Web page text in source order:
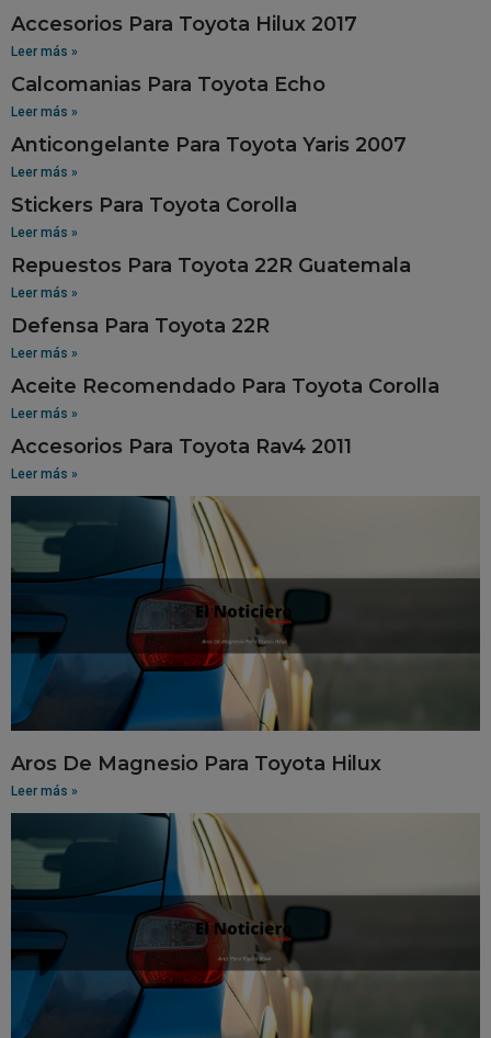
Accesorios Para Toyota Hilux 2017
Leer más »
Calcomanias Para Toyota Echo
Leer más »
Anticongelante Para Toyota Yaris 2007
Leer más »
Stickers Para Toyota Corolla
Leer más »
Repuestos Para Toyota 22R Guatemala
Leer más »
Defensa Para Toyota 22R
Leer más »
Aceite Recomendado Para Toyota Corolla
Leer más »
Accesorios Para Toyota Rav4 2011
Leer más »
Aros De Magnesio Para Toyota Hilux
Leer más »